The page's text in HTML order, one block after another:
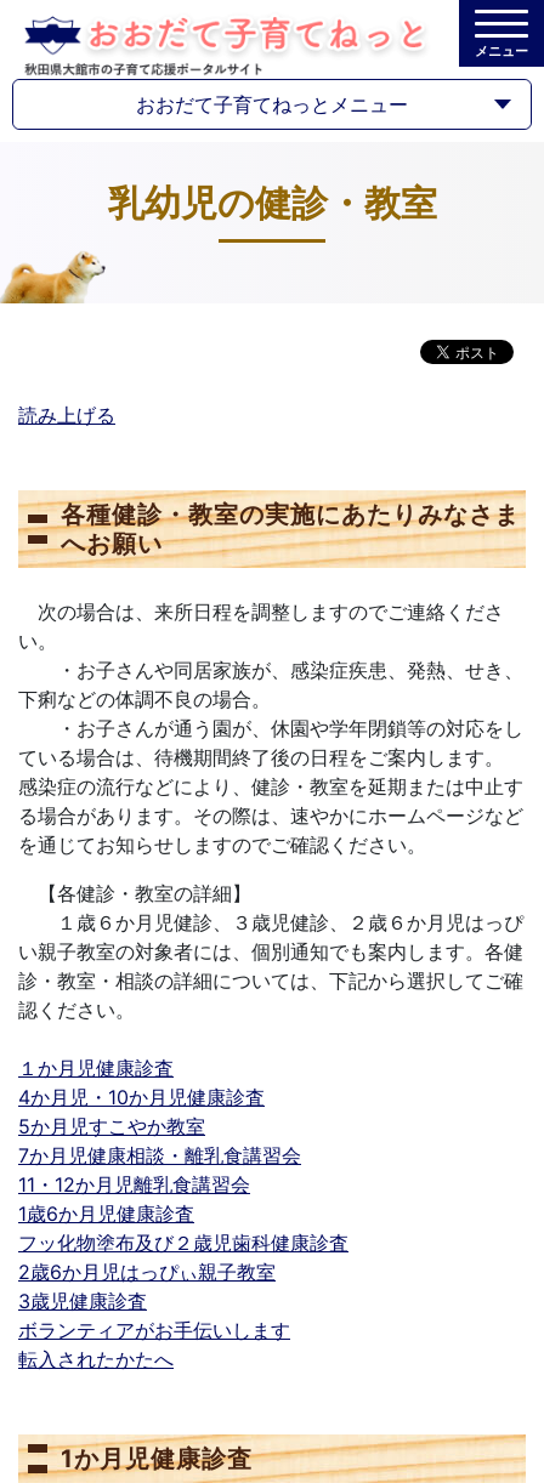
メニュー
おおだて子育てねっとメニュー
乳幼児の健診・教室
読み上げる
各種健診・教室の実施にあたりみなさま
へお願い
次の場合は、来所日程を調整しますのでご連絡くださ
い。
・お子さんや同居家族が、感染症疾患、発熱、せき、
下痢などの体調不良の場合。
・お子さんが通う園が、休園や学年閉鎖等の対応をし
ている場合は、待機期間終了後の日程をご案内します。
感染症の流行などにより、健診・教室を延期または中止す
る場合があります。その際は、速やかにホームページなど
を通じてお知らせしますのでご確認ください。
【各健診・教室の詳細】
１歳６か月児健診、３歳児健診、２歳６か月児はっぴ
い親子教室の対象者には、個別通知でも案内します。各健
診・教室・相談の詳細については、下記から選択してご確
認ください。
１か月児健康診査
4か月児・10か月児健康診査
5か月児すこやか教室
7か月児健康相談・離乳食講習会
11・12か月児離乳食講習会
1歳6か月児健康診査
フッ化物塗布及び２歳児歯科健康診査
2歳6か月児はっぴぃ親子教室
3歳児健康診査
ボランティアがお手伝いします
転入されたかたへ
1か月児健康診査